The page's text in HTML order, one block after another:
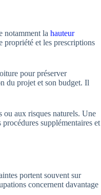
notamment la hauteur
propriété et les prescriptions
pour préserver
du projet et son budget. Il
ou aux risques naturels. Une
supplémentaires et
portent souvent sur
concernent davantage